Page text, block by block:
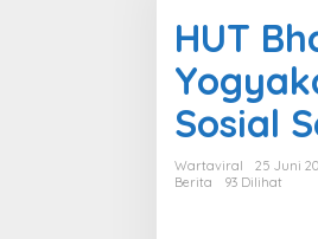
HUT
Sosial
Wartaviral
25 Juni
Berita
93 Dilihat